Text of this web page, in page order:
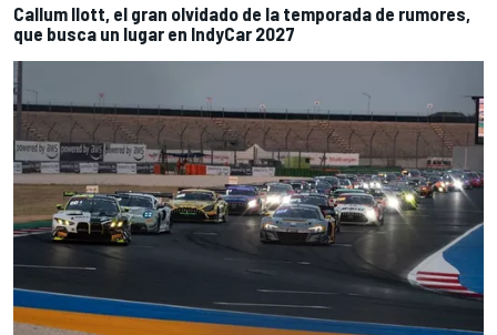
Callum Ilott, el gran olvidado de la temporada de rumores,
que busca un lugar en IndyCar 2027